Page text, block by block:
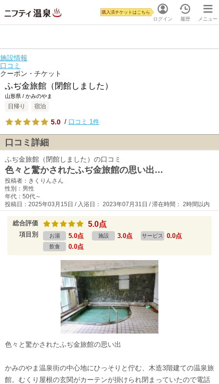
ログイン
購入済チケットはこちら
履歴 メニュー
施設情報
口コミ
クーポン・チケット
ふぢ金旅館（閉館しました）
山形県 / かみのやま
日帰り 宿泊
5.0 / 口コミ 1件
口コミ詳細
ふぢ金旅館（閉館しました）の口コミ
色々と驚かされたふぢ金旅館の思い出…
投稿者：きくりんさん
性別：男性
年代：50代～
投稿日：2025年03月15日 / 入浴日： 2023年07月31日 / 滞在時間： 2時間以内
総合評価 5.0点
項目別 お湯 5.0点 施設 3.0点 サービス 0.0点
飲食 0.0点
色々と驚かされたふぢ金旅館の思い出
かみのやま温泉街の中心地にひっそりと佇む、木造3階建ての温泉旅
館。むくり屋根の玄関がカーテンが掛けられ閉まっていたので電話